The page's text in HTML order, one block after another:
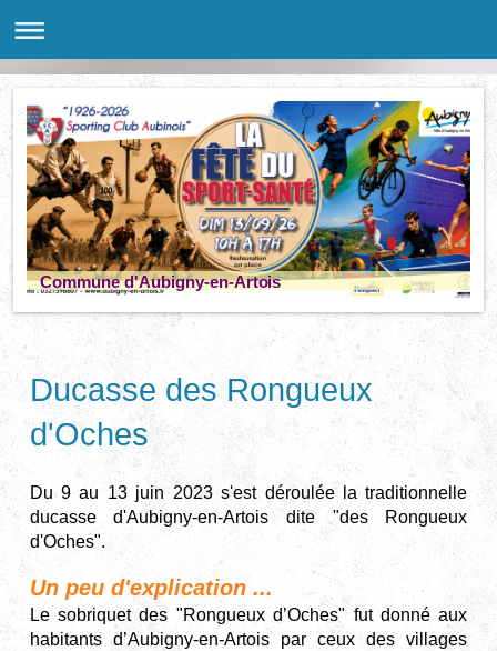
Commune d'Aubigny-en-Artois
Ducasse des Rongueux
d'Oches
Du 9 au 13 juin 2023 s'est déroulée la traditionnelle
ducasse d'Aubigny-en-Artois dite "des Rongueux
d'Oches".
Un peu d'explication ...
Le sobriquet des "Rongueux d’Oches" fut donné aux
habitants d’Aubigny-en-Artois par ceux des villages